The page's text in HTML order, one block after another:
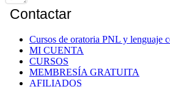
Contactar
Cursos de oratoria PNL y lenguaje
MI CUENTA
CURSOS
MEMBRESÍA GRATUITA
AFILIADOS